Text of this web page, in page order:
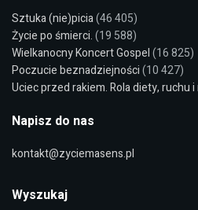
Sztuka (nie)picia(46 405)
Życie po śmierci.(19 588)
Wielkanocny Koncert Gospel(16 825)
Poczucie beznadziejności(10 427)
Uciec przed rakiem. Rola diety, ruchu i
Napisz do nas
kontakt@zyciemasens.pl
Wyszukaj